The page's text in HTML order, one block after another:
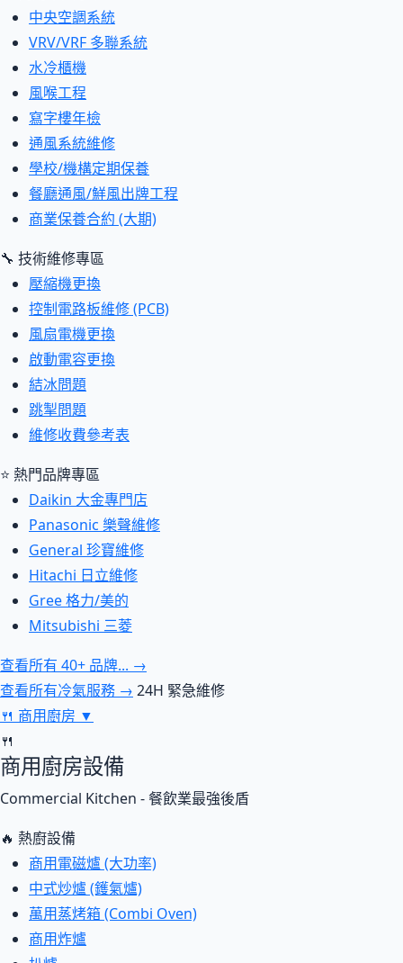
中央空調系統
VRV/VRF 多聯系統
水冷櫃機
風喉工程
寫字樓年檢
通風系統維修
學校/機構定期保養
餐廳通風/鮮風出牌工程
商業保養合約 (大期)
🔧 技術維修專區
壓縮機更換
控制電路板維修 (PCB)
風扇電機更換
啟動電容更換
結冰問題
跳掣問題
維修收費參考表
⭐ 熱門品牌專區
Daikin 大金專門店
Panasonic 樂聲維修
General 珍寶維修
Hitachi 日立維修
Gree 格力/美的
Mitsubishi 三菱
查看所有 40+ 品牌... →
查看所有冷氣服務 → 24H 緊急維修
🍴 商用廚房 ▼
🍴
商用廚房設備
Commercial Kitchen - 餐飲業最強後盾
🔥 熱廚設備
商用電磁爐 (大功率)
中式炒爐 (鑊氣爐)
萬用蒸烤箱 (Combi Oven)
商用炸爐